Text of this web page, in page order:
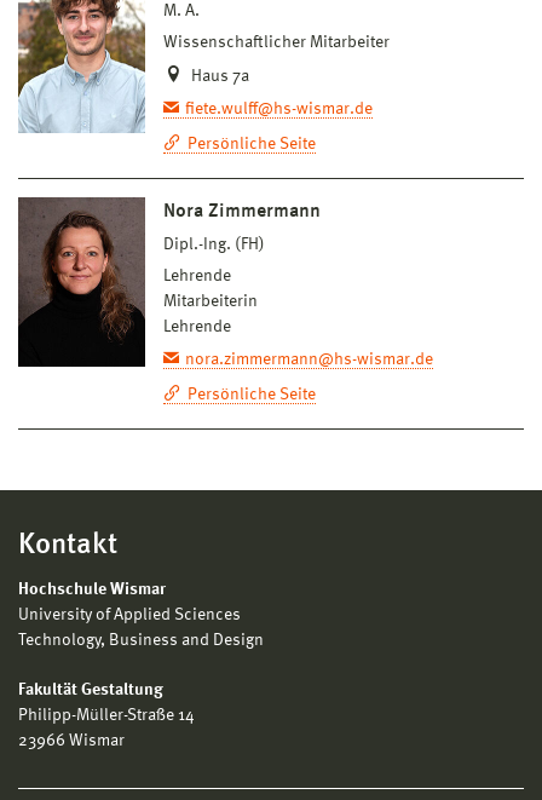
M. A.
Wissenschaftlicher Mitarbeiter
Haus 7a
fiete.wulff@hs-wismar.de
Persönliche Seite
Nora Zimmermann
Dipl.-Ing. (FH)
Lehrende
Mitarbeiterin
Lehrende
nora.zimmermann@hs-wismar.de
Persönliche Seite
Kontakt
Hochschule Wismar
University of Applied Sciences
Technology, Business and Design
Fakultät Gestaltung
Philipp-Müller-Straße 14
23966 Wismar